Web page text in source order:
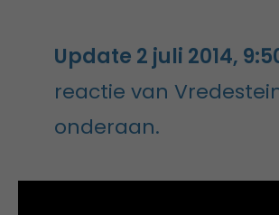
Update 2 juli 2014,
reactie van
onderaan.